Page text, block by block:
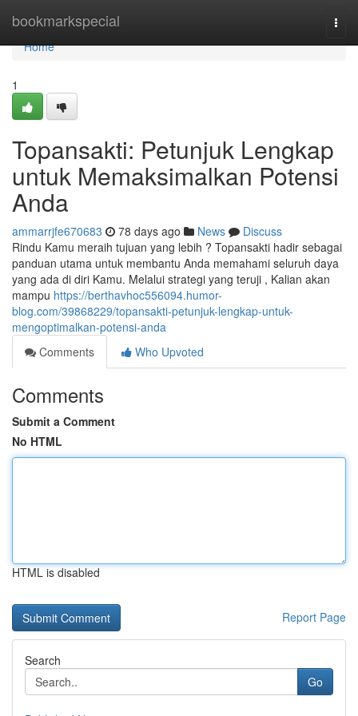
bookmarkspecial
Home
Home
1
Topansakti: Petunjuk Lengkap
untuk Memaksimalkan Potensi
Anda
ammarrjfe670683 78 days ago News
Discuss
Rindu Kamu meraih tujuan yang lebih ? Topansakti hadir sebagai
panduan utama untuk membantu Anda memahami seluruh daya
yang ada di diri Kamu. Melalui strategi yang teruji , Kalian akan
mampu https://berthavhoc556094.humor-
blog.com/39868229/topansakti-petunjuk-lengkap-untuk-
mengoptimalkan-potensi-anda
Comments
Who Upvoted
Comments
Submit a Comment
No HTML
HTML is disabled
Report Page
Search
Go